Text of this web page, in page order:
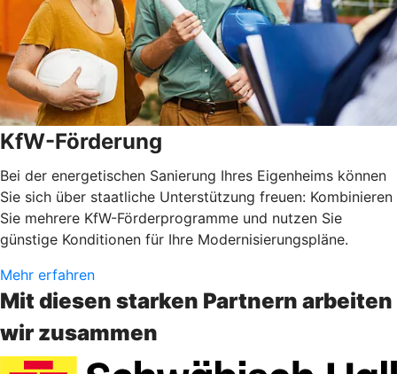
KfW-Förderung
Bei der energetischen Sanierung Ihres Eigenheims können
Sie sich über staatliche Unterstützung freuen: Kombinieren
Sie mehrere KfW-Förderprogramme und nutzen Sie
günstige Konditionen für Ihre Modernisierungspläne.
Mehr erfahren
Mit diesen starken Partnern arbeiten
wir zusammen